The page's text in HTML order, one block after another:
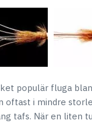
populär fluga
oftast i mindre
tafs. När en liten